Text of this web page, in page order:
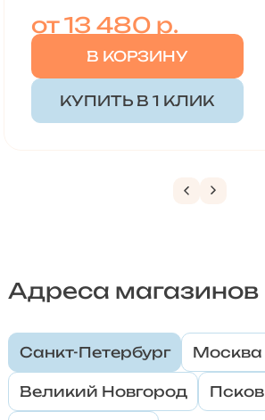
от13 480 р.
В КОРЗИНУ
КУПИТЬ В 1 КЛИК
Адреса магазинов
Санкт-Петербург Москва
Великий Новгород Псков